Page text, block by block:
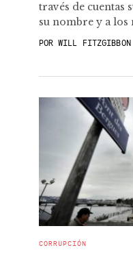
través de cuentas
su nombre y a los
PORWILL
CORRUPCIÓN